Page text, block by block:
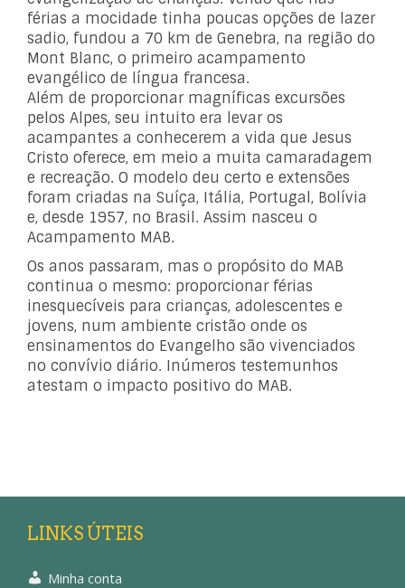
férias a mocidade tinha poucas opções de lazer
sadio, fundou a 70 km de Genebra, na região do
Mont Blanc, o primeiro acampamento
evangélico de língua francesa.
Além de proporcionar magníficas excursões
pelos Alpes, seu intuito era levar os
acampantes a conhecerem a vida que Jesus
Cristo oferece, em meio a muita camaradagem
e recreação. O modelo deu certo e extensões
foram criadas na Suíça, Itália, Portugal, Bolívia
e, desde 1957, no Brasil. Assim nasceu o
Acampamento MAB.
Os anos passaram, mas o propósito do MAB
continua o mesmo: proporcionar férias
inesquecíveis para crianças, adolescentes e
jovens, num ambiente cristão onde os
ensinamentos do Evangelho são vivenciados
no convívio diário. Inúmeros testemunhos
atestam o impacto positivo do MAB.
LINKS ÚTEIS
Minha conta